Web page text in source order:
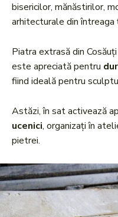
bisericilor, mănăstirilor,
arhitecturale din
Piatra extrasă din
este apreciată pentru
fiind ideală pentru
Astăzi, în sat activează
ucenici, organizați în
pietrei.